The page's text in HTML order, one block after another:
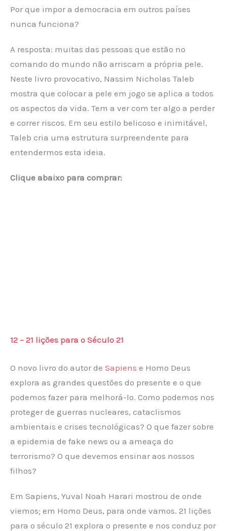
Por que impor a democracia em outros países
nunca funciona?
A resposta: muitas das pessoas que estão no
comando do mundo não arriscam a própria pele.
Neste livro provocativo, Nassim Nicholas Taleb
mostra que colocar a pele em jogo se aplica a todos
os aspectos da vida. Tem a ver com ter algo a perder
e correr riscos. Em seu estilo belicoso e inimitável,
Taleb cria uma estrutura surpreendente para
entendermos esta ideia.
Clique abaixo para comprar:
12 – 21 lições para o Século 21
O novo livro do autor de Sapiens e Homo Deus
explora as grandes questões do presente e o que
podemos fazer para melhorá-lo. Como podemos nos
proteger de guerras nucleares, cataclismos
ambientais e crises tecnológicas? O que fazer sobre
a epidemia de fake news ou a ameaça do
terrorismo? O que devemos ensinar aos nossos
filhos?
Em Sapiens, Yuval Noah Harari mostrou de onde
viemos; em Homo Deus, para onde vamos. 21 lições
para o século 21 explora o presente e nos conduz por